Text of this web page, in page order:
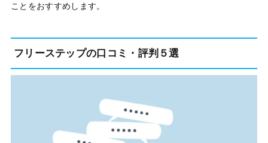
ことをおすすめします。
フリーステップの口コミ・評判５選